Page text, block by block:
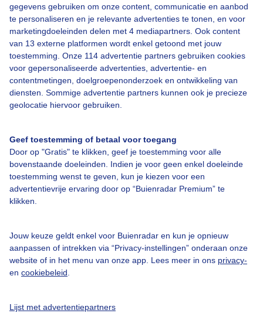
gegevens gebruiken om onze content, communicatie en aanbod
te personaliseren en je relevante advertenties te tonen, en voor
marketingdoeleinden delen met 4 mediapartners. Ook content
van 13 externe platformen wordt enkel getoond met jouw
toestemming. Onze 114 advertentie partners gebruiken cookies
voor gepersonaliseerde advertenties, advertentie- en
contentmetingen, doelgroepenonderzoek en ontwikkeling van
diensten. Sommige advertentie partners kunnen ook je precieze
geolocatie hiervoor gebruiken.
Geef toestemming of betaal voor toegang
Door op "Gratis" te klikken, geef je toestemming voor alle
bovenstaande doeleinden. Indien je voor geen enkel doeleinde
toestemming wenst te geven, kun je kiezen voor een
advertentievrije ervaring door op “Buienradar Premium” te
klikken.
Jouw keuze geldt enkel voor Buienradar en kun je opnieuw
aanpassen of intrekken via “Privacy-instellingen” onderaan onze
website of in het menu van onze app. Lees meer in ons privacy-
en cookiebeleid
Lijst met advertentiepartners
Over Buienradar
Bedrijfsgegevens
Contact
Toegankelijkheid
Gebruikersvoorwaarden
Adverteren
Privacy beleid
Cookie beleid